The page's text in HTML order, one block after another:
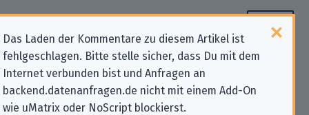
Das Laden der Kommentare zu diesem Artikel ist
fehlgeschlagen. Bitte stelle sicher, dass Du mit dem
Internet verbunden bist und Anfragen an
backend.datenanfragen.de nicht mit einem Add-On
wie uMatrix oder NoScript blockierst.
Datenschutz-Kontaktdaten für
„Creative Technology Ltd“